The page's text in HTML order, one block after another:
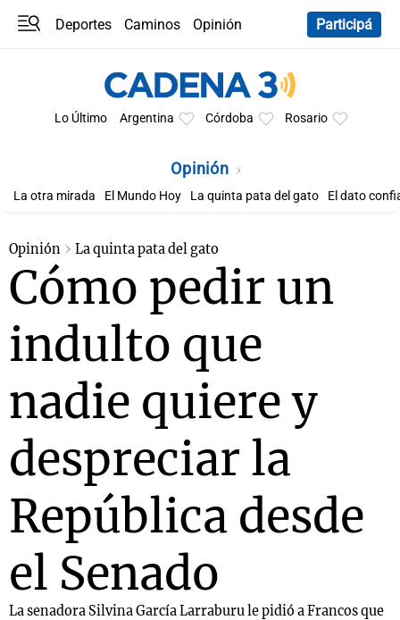
Deportes Caminos
Opinión
Participá
Lo Último Argentina Córdoba Rosario
Opinión
La otra mirada El Mundo Hoy La quinta pata del gato El dato
Opinión La quinta pata del gato
Cómo pedir un
indulto que
nadie quiere y
despreciar la
República desde
el Senado
La senadora Silvina García Larraburu le pidió a Francos que